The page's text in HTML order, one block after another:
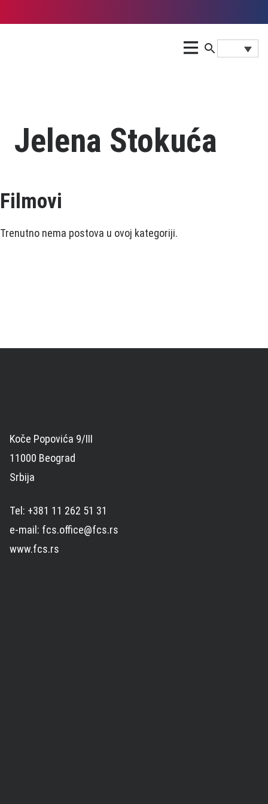
Jelena Stokuća
Filmovi
Trenutno nema postova u ovoj kategoriji.
Koče Popovića 9/III
11000 Beograd
Srbija
Tel: +381 11 262 51 31
e-mail: fcs.office@fcs.rs
www.fcs.rs